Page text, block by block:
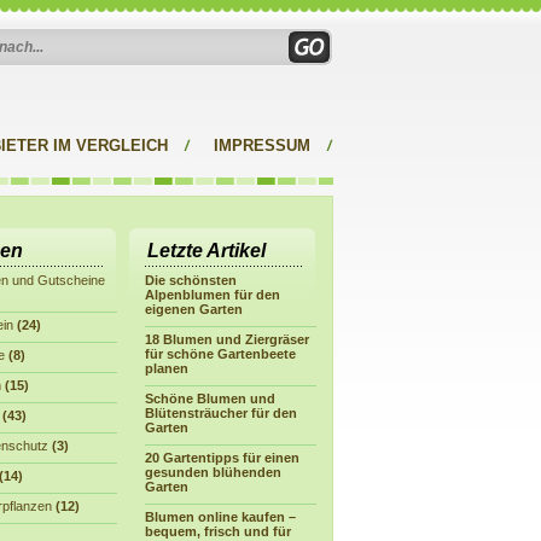
IM VERGLEICH IMPRESSUM
und Gutscheine
(24)
(8)
(15)
(43)
(3)
(14)
(12)
Letzte Artikel
Die schönsten
Alpenblumen für den
eigenen Garten
18 Blumen und Ziergräser
für schöne Gartenbeete
planen
Schöne Blumen und
Blütensträucher für den
Garten
20 Gartentipps für einen
gesunden blühenden
Garten
Blumen online kaufen –
bequem, frisch und für